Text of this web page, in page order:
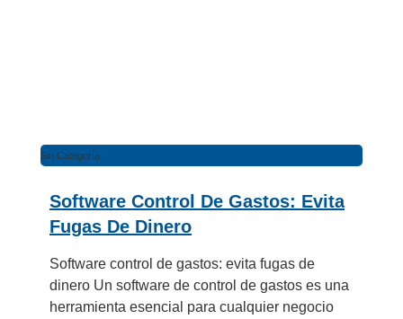
Sin Categoría
Software Control De Gastos: Evita
Fugas De Dinero
Software control de gastos: evita fugas de
dinero Un software de control de gastos es una
herramienta esencial para cualquier negocio